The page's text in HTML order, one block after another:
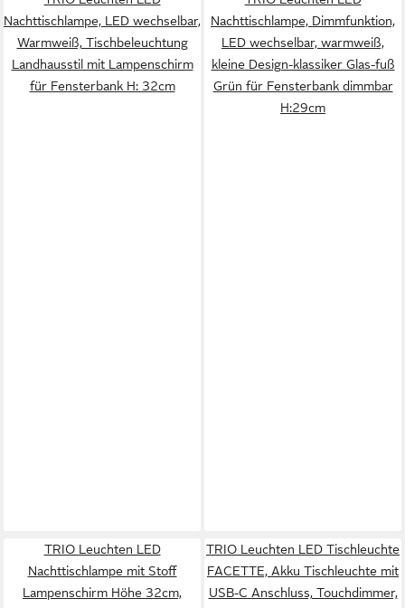
Nachttischlampe, LED wechselbar,
Warmweiß, Tischbeleuchtung
Landhausstil mit Lampenschirm
für Fensterbank H: 32cm
Nachttischlampe, Dimmfunktion,
LED wechselbar, warmweiß,
kleine Design-klassiker Glas-fuß
Grün für Fensterbank dimmbar
H:29cm
TRIO Leuchten LED
Nachttischlampe mit Stoff
Lampenschirm Höhe 32cm,
TRIO Leuchten LED Tischleuchte
FACETTE, Akku Tischleuchte mit
USB-C Anschluss, Touchdimmer,